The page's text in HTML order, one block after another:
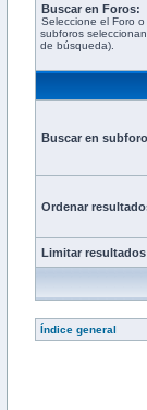
Buscar en Foros:
Seleccione el Foro
subforos
de búsqueda).
Buscar en
Ordenar
Limitar
Índice general